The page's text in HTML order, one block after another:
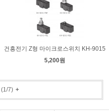
건흥전기 Z형 마이크로스위치 KH-9015
5,200원
(1 /7)+